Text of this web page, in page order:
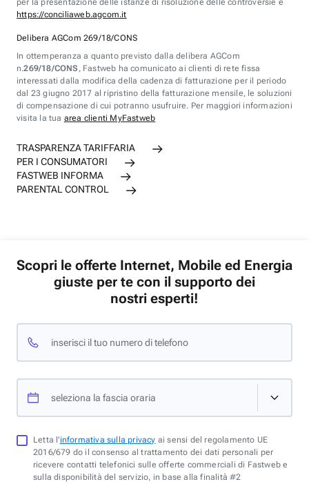
per la presentazione delle istanze di risoluzione delle controversie è
https://conciliaweb.agcom.it
Delibera AGCom 269/18/CONS
In ottemperanza a quanto previsto dalla delibera AGCom
n.269/18/CONS , Fastweb ha comunicato ai clienti di rete fissa
interessati dalla modifica della cadenza di fatturazione per il periodo
dal 23 giugno 2017 al ripristino della fatturazione mensile, le soluzioni
di compensazione di cui potranno usufruire. Per maggiori informazioni
visita la tua area clienti MyFastweb
TRASPARENZA TARIFFARIA
PER I CONSUMATORI
FASTWEB INFORMA
PARENTAL CONTROL
Scopri le offerte Internet, Mobile ed Energia
giuste per te con il supporto dei
nostri esperti!
inserisci il tuo numero di telefono
seleziona la fascia oraria
Letta l'informativa sulla privacy ai sensi del regolamento UE
2016/679 do il consenso al trattamento dei dati personali per
ricevere contatti telefonici sulle offerte commerciali di Fastweb e
sulla disponibilità del servizio, in base alla finalità #2